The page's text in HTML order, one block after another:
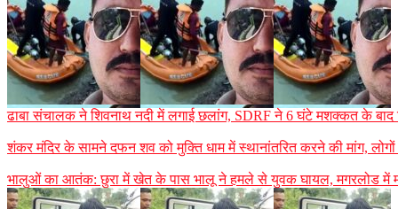
ढाबा संचालक ने शिवनाथ नदी में लगाई छलांग, SDRF ने 6 घंटे मशक्कत के बाद
शंकर मंदिर के सामने दफन शव को मुक्ति धाम में स्थानांतरित करने की मांग,
भालुओं का आतंक: छुरा में खेत के पास भालू ने हमले से युवक घायल, मगरलोड में